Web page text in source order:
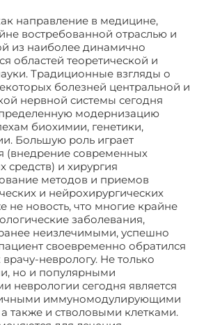
направление в медицине,
востребованной отраслью и
из наиболее динамично
областей теоретической и
Традиционные взгляды о
болезней центральной и
нервной системы сегодня
модернизацию
биохимии, генетики,
Большую роль играет
(внедрение современных
средств) и хирургия
методов и приемов
и нейрохирургических
не новость, что многие крайне
заболевания,
неизлечимыми, успешно
своевременно обратился
неврологу. Не только
но и популярными
неврологии сегодня является
иммуномодулирующими
также и стволовыми клетками.